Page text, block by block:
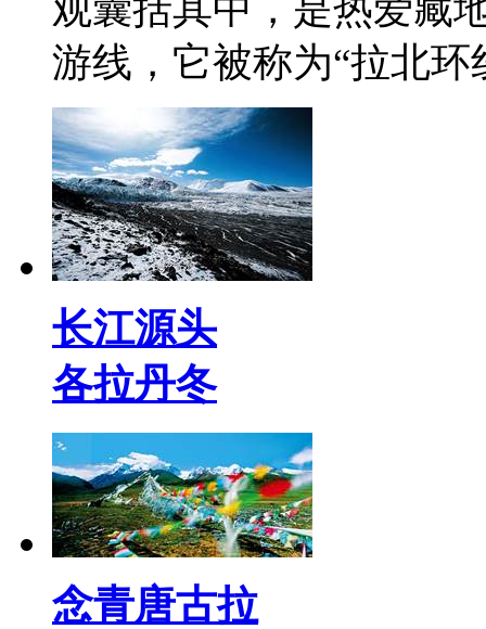
观囊括其中，是热爱藏
游线，它被称为“拉北
长江源头
各拉丹冬
念青唐古拉